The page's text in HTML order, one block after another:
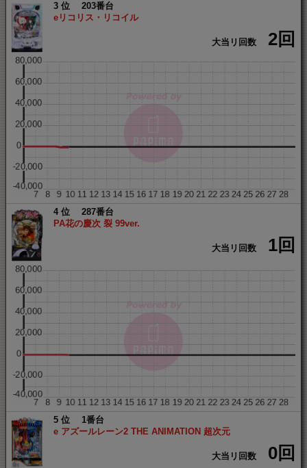
3
203番台
eリコリス・リコイル
大当リ回数 2回
4
287番台
PA花の慶次 裂 99ver.
大当リ回数 1回
5
1番台
e アズールレーン2 THE ANIMATION 超次元
大当リ回数 0回